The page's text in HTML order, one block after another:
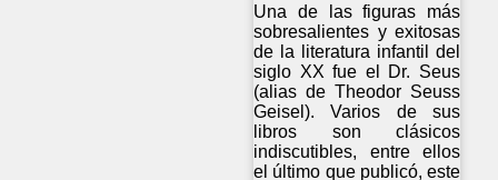
Una de las figuras más
sobresalientes y exitosas
de la literatura infantil del
siglo XX fue el Dr. Seus
(alias de Theodor Seuss
Geisel). Varios de sus
libros son clásicos
indiscutibles, entre ellos
el último que publicó, este